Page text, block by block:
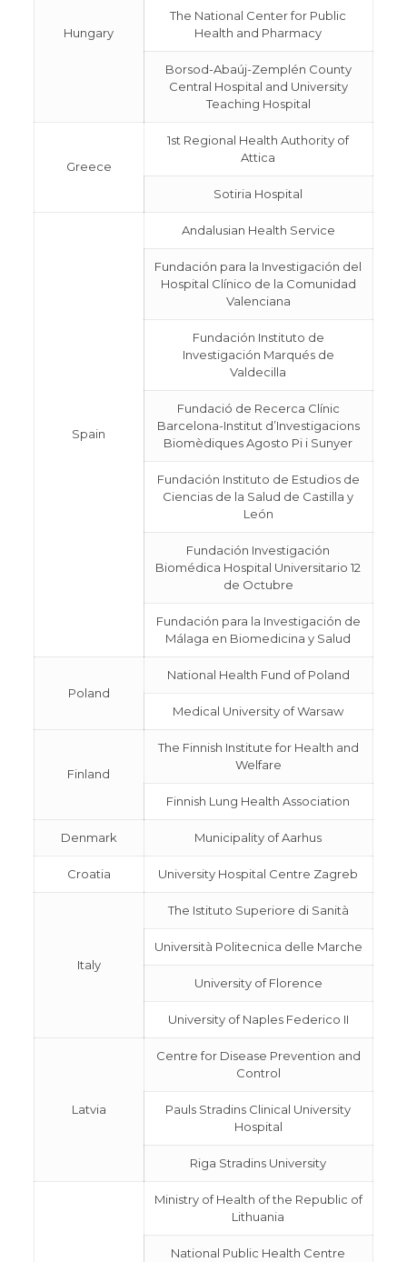
Hungary
The National Center for Public
Health and Pharmacy
Borsod-Abaúj-Zemplén County
Central Hospital and University
Teaching Hospital
Greece
1st Regional Health Authority of
Attica
Sotiria Hospital
Spain
Andalusian Health Service
Fundación para la Investigación del
Hospital Clínico de la Comunidad
Valenciana
Fundación Instituto de
Investigación Marqués de
Valdecilla
Fundació de Recerca Clínic
Barcelona-Institut d’Investigacions
Biomèdiques Agosto Pi i Sunyer
Fundación Instituto de Estudios de
Ciencias de la Salud de Castilla y
León
Fundación Investigación
Biomédica Hospital Universitario 12
de Octubre
Fundación para la Investigación de
Málaga en Biomedicina y Salud
Poland
National Health Fund of Poland
Medical University of Warsaw
Finland
The Finnish Institute for Health and
Welfare
Finnish Lung Health Association
Denmark Municipality of Aarhus
Croatia University Hospital Centre Zagreb
Italy
The Istituto Superiore di Sanità
Università Politecnica delle Marche
University of Florence
University of Naples Federico II
Latvia
Centre for Disease Prevention and
Control
Pauls Stradins Clinical University
Hospital
Riga Stradins University
Ministry of Health of the Republic of
Lithuania
National Public Health Centre